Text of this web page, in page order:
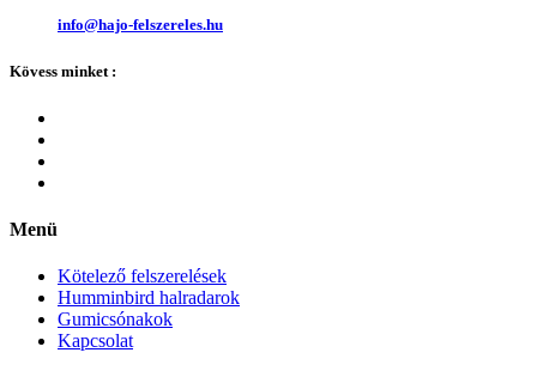
info@hajo-felszereles.hu
Kövess minket :
Menü
Kötelező felszerelések
Humminbird halradarok
Gumicsónakok
Kapcsolat